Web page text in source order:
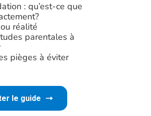
: qu’est-ce que
réalité
parentales à
pièges à éviter
le guide